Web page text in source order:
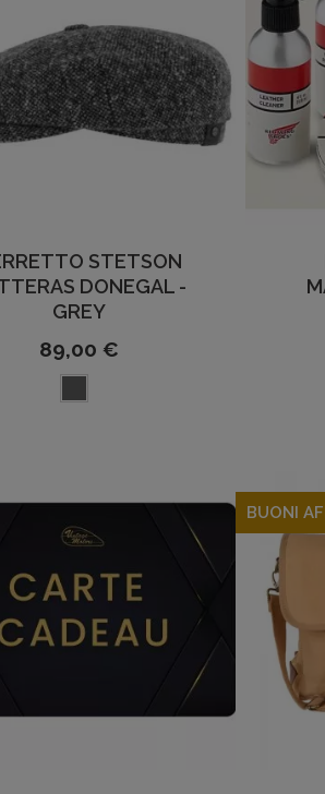
STETSON
DONEGAL -
GREY
89,00 €
BUONI